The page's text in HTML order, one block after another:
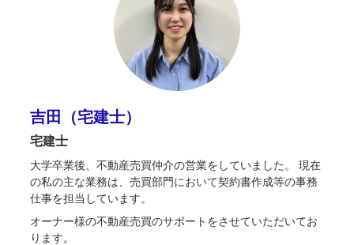
吉田（宅建士）
宅建士
大学卒業後、不動産売買仲介の営業をしていました。 現在
の私の主な業務は、売買部門において契約書作成等の事務
仕事を担当しています。
オーナー様の不動産売買のサポートをさせていただいてお
ります。